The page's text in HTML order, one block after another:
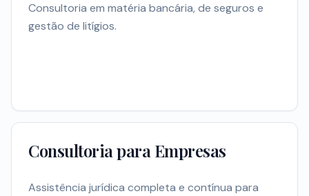
Consultoria em matéria bancária, de seguros e
gestão de litígios.
Consultoria para Empresas
Assistência jurídica completa e contínua para